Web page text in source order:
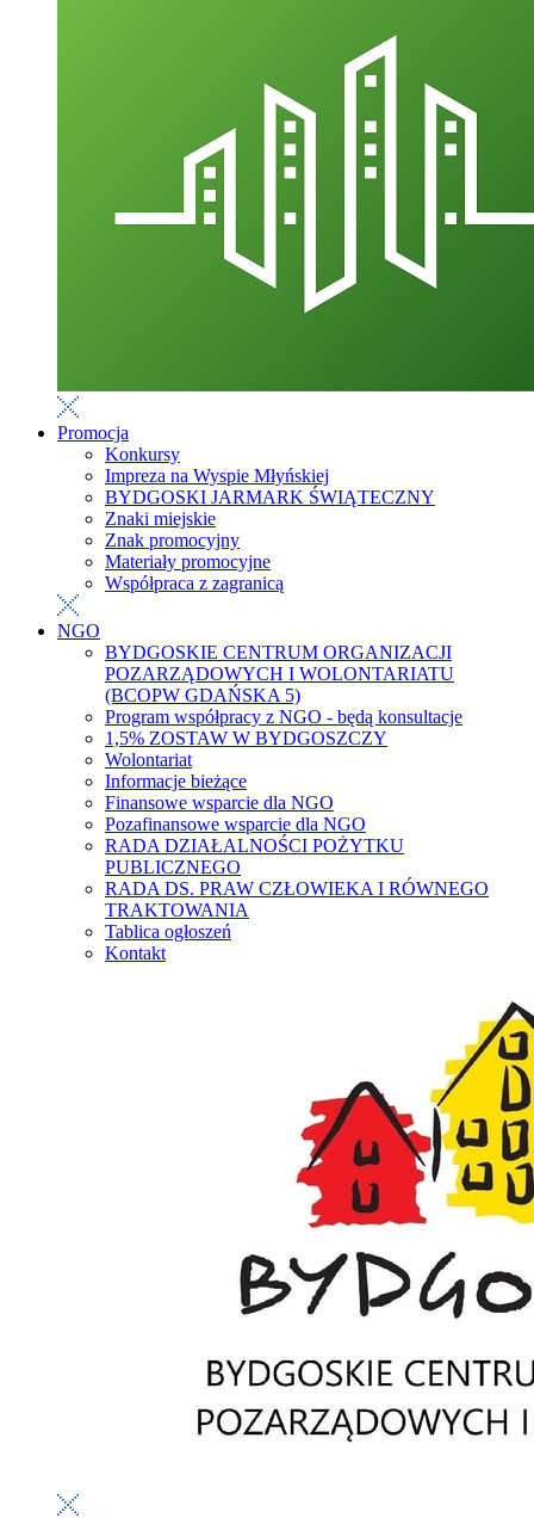
Promocja
Konkursy
Impreza na Wyspie Młyńskiej
BYDGOSKI JARMARK ŚWIĄTECZNY
Znaki miejskie
Znak promocyjny
Materiały promocyjne
Współpraca z zagranicą
NGO
BYDGOSKIE CENTRUM ORGANIZACJI
POZARZĄDOWYCH I WOLONTARIATU
(BCOPW GDAŃSKA 5)
Program współpracy z NGO - będą konsultacje
1,5% ZOSTAW W BYDGOSZCZY
Wolontariat
Informacje bieżące
Finansowe wsparcie dla NGO
Pozafinansowe wsparcie dla NGO
RADA DZIAŁALNOŚCI POŻYTKU
PUBLICZNEGO
RADA DS. PRAW CZŁOWIEKA I RÓWNEGO
TRAKTOWANIA
Tablica ogłoszeń
Kontakt